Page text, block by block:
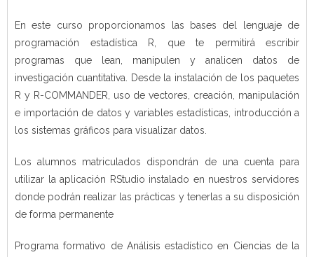
En este curso proporcionamos las bases del lenguaje de
programación estadística R, que te permitirá escribir
programas que lean, manipulen y analicen datos de
investigación cuantitativa. Desde la instalación de los paquetes
R y R-COMMANDER, uso de vectores, creación, manipulación
e importación de datos y variables estadísticas, introducción a
los sistemas gráficos para visualizar datos.
Los alumnos matriculados dispondrán de una cuenta para
utilizar la aplicación RStudio instalado en nuestros servidores
donde podrán realizar las prácticas y tenerlas a su disposición
de forma permanente
Programa formativo de Análisis estadístico en Ciencias de la